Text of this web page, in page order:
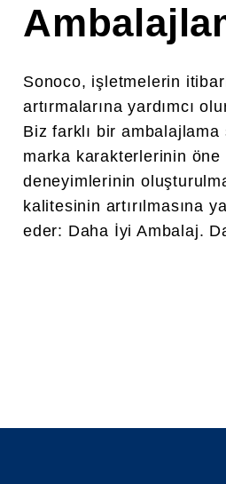
Sonoco, işletmelerin
artırmalarına yardımcı
Biz farklı bir
marka karakterlerinin öne
deneyimlerinin
kalitesinin artırılmasına
eder: Daha İyi Ambalaj.